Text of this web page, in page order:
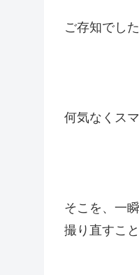
ご存知でし
何気なくス
そこを、一
撮り直すこ